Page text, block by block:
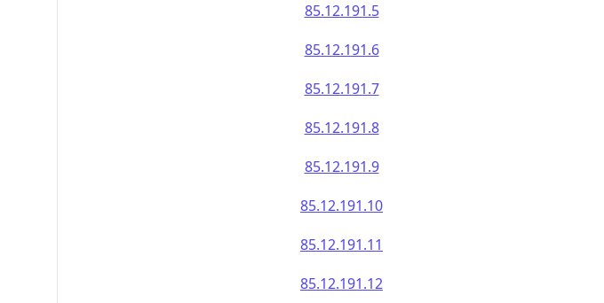
85.12.191.5
85.12.191.6
85.12.191.7
85.12.191.8
85.12.191.9
85.12.191.10
85.12.191.11
85.12.191.12